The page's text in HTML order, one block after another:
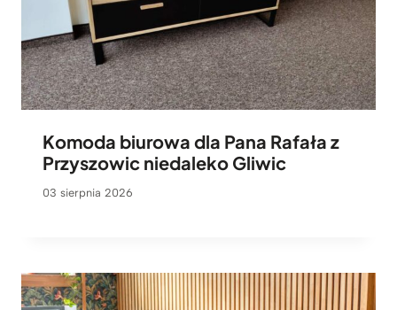
Komoda biurowa dla Pana Rafała z
Przyszowic niedaleko Gliwic
03 sierpnia 2026